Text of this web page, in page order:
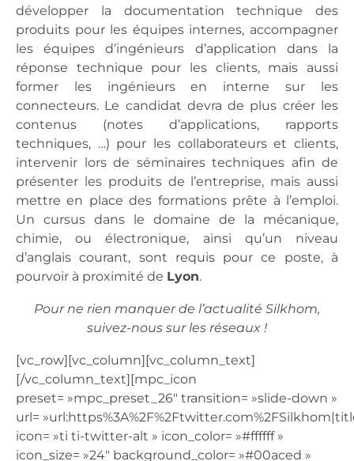
développer la documentation technique des
produits pour les équipes internes, accompagner
les équipes d’ingénieurs d’application dans la
réponse technique pour les clients, mais aussi
former les ingénieurs en interne sur les
connecteurs. Le candidat devra de plus créer les
contenus (notes d’applications, rapports
techniques, …) pour les collaborateurs et clients,
intervenir lors de séminaires techniques afin de
présenter les produits de l’entreprise, mais aussi
mettre en place des formations prête à l’emploi.
Un cursus dans le domaine de la mécanique,
chimie, ou électronique, ainsi qu’un niveau
d’anglais courant, sont requis pour ce poste, à
pourvoir à proximité de Lyon.
Pour ne rien manquer de l’actualité Silkhom,
suivez-nous sur les réseaux !
[vc_row][vc_column][vc_column_text]
[/vc_column_text][mpc_icon
preset= »mpc_preset_26″ transition= »slide-down »
url=
icon= »ti ti-twitter-alt » icon_color= »#ffffff »
icon_size= »24″ background_color= »#00aced »